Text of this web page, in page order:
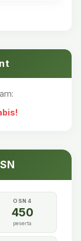
OSN 4
450
peserta